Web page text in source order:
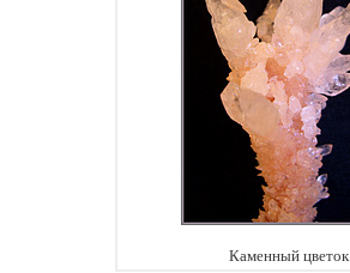
Каменный цветок